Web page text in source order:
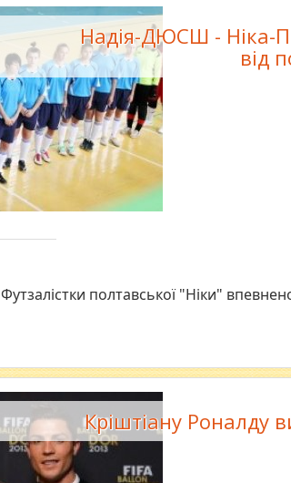
Надія-ДЮСШ - Ніка-
від
Футзалістки полтавської "Ніки"
Кріштіану Роналду